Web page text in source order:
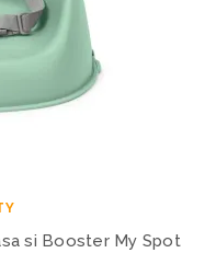
si Booster My Spot